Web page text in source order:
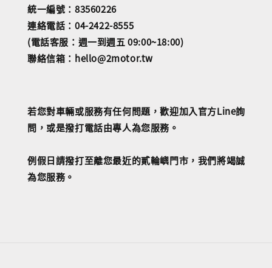
統一編號：83560226
連絡電話：04-2422-8555
(電話客服：週一到週五 09:00~18:00)
聯絡信箱：hello@2motor.tw
若您對車輛或服務有任何問題，歡迎加入官方Line詢
問，或是撥打電話由專人為您服務。
例假日請撥打至離您最近的貳輪嶼門市，我們將竭誠
為您服務。